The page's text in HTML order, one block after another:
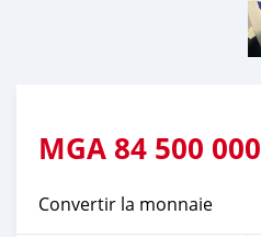
MGA 84 500 000
Convertir la monnaie